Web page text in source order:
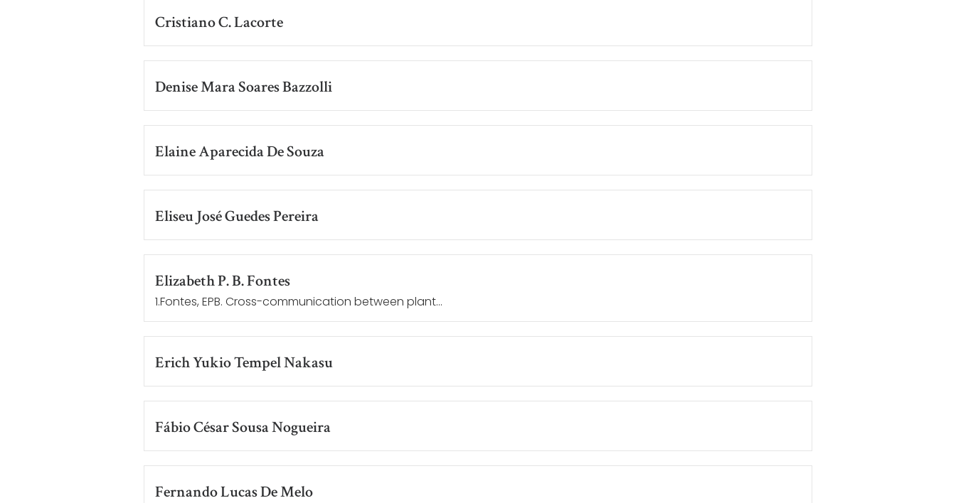
Cristiano C. Lacorte
Denise Mara Soares Bazzolli
Elaine Aparecida De Souza
Eliseu José Guedes Pereira
Elizabeth P. B. Fontes
1.Fontes, EPB. Cross-communication between plant...
Erich Yukio Tempel Nakasu
Fábio César Sousa Nogueira
Fernando Lucas De Melo